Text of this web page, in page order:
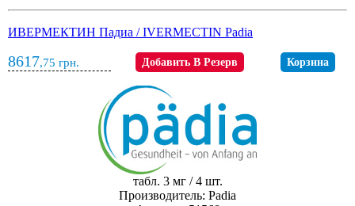
ИВЕРМЕКТИН Падиа / IVERMECTIN Padia
8617,75 грн. Добавить В Резерв Корзина
табл. 3 мг / 4 шт.
Производитель: Padia